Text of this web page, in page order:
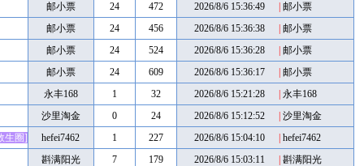
邮小票
24 472 2026/8/6 15:36:49
邮小票
邮小票
24 456 2026/8/6 15:36:38
邮小票
邮小票
24 524 2026/8/6 15:36:28
邮小票
邮小票
24 609 2026/8/6 15:36:17
邮小票
永丰168
1 32 2026/8/6 15:21:28
永丰168
沙里淘金
0 24 2026/8/6 15:12:52
沙里淘金
hefei7462
1 227 2026/8/6 15:04:10 hefei7462
生圈]
斟满阳光
7 179 2026/8/6 15:03:11
斟满阳光